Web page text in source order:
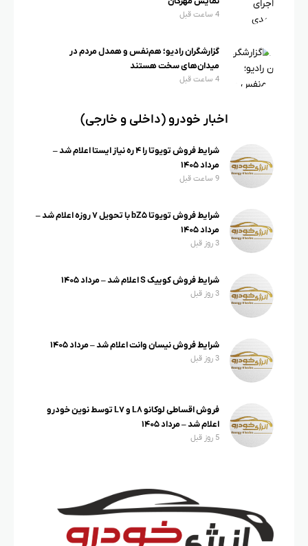
گزارشگران رادیو؛ هم‌نفس و همدل مردم در
میدان‌های سخت هستند
اخبار خودرو (داخلی و خارجی)
شرایط فروش تویوتا را ۴ ره نیاز ایستا اعلام شد –
مرداد ۱۴۰۵
9 ساعت قبل
شرایط فروش تویوتا bZ۵ با تحویل ۷ روزه اعلام شد –
مرداد ۱۴۰۵
3 روز قبل
شرایط فروش کوییک S اعلام شد – مرداد ۱۴۰۵
3 روز قبل
شرایط فروش نیسان وانت اعلام شد – مرداد ۱۴۰۵
3 روز قبل
فروش اقساطی لوکانو L۸ و L۷ توسط نوین خودرو
اعلام شد – مرداد ۱۴۰۵
5 روز قبل